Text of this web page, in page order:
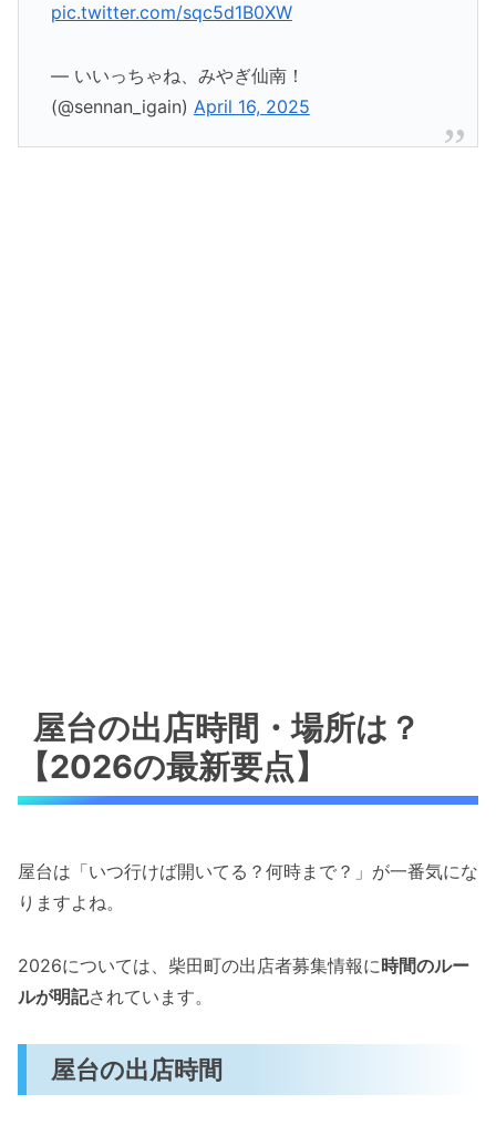
pic.twitter.com/sqc5d1B0XW
— いいっちゃね、みやぎ仙南！
(@sennan_igain) April 16, 2025
屋台の出店時間・場所は？
【2026の最新要点】
屋台は「いつ行けば開いてる？何時まで？」が一番気にな
りますよね。
2026については、柴田町の出店者募集情報に時間のルー
ルが明記されています。
屋台の出店時間